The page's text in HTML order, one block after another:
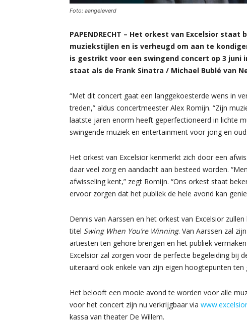
Foto: aangeleverd
PAPENDRECHT – Het orkest van Excelsior
muziekstijlen en is verheugd om aan te
is gestrikt voor een swingend concert op 3 juni
staat als de Frank Sinatra / Michael Bublé van
“Met dit concert gaat een langgekoesterde wens in
treden,” aldus concertmeester Alex Romijn. “Zijn
laatste jaren enorm heeft geperfectioneerd in lichte
swingende muziek en entertainment voor jong en
Het orkest van Excelsior kenmerkt zich door een
daar veel zorg en aandacht aan besteed worden.
afwisseling kent,” zegt Romijn. “Ons orkest staat
ervoor zorgen dat het publiek de hele avond kan
Dennis van Aarssen en het orkest van Excelsior
titel Swing When You’re Winning. Van Aarssen zal
artiesten ten gehore brengen en het publiek
Excelsior zal zorgen voor de perfecte begeleiding bij
uiteraard ook enkele van zijn eigen hoogtepunten ten
Het belooft een mooie avond te worden voor alle
voor het concert zijn nu verkrijgbaar via
kassa van theater De Willem.